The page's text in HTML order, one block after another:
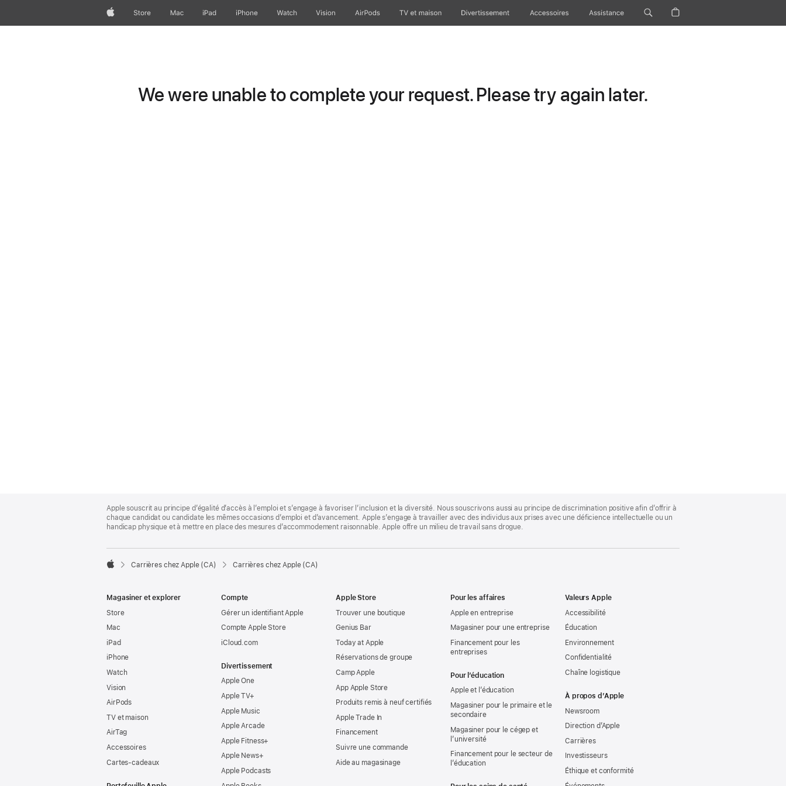
AppleStore Mac iPad iPhone Watch Vision AirPods TV et maison Divertissement Accessoires Assistance
We were unable to complete your request. Please try again later.
Footer
Apple souscrit au principe d’égalité d’accès à l’emploi et s’engage à favoriser l’inclusion et la diversité. Nous souscrivons aussi au principe de discrimination positive afin d’offrir à
chaque candidat ou candidate les mêmes occasions d’emploi et d’avancement. Apple s’engage à travailler avec des individus aux prises avec une déficience intellectuelle ou un
handicap physique et à mettre en place des mesures d’accommodement raisonnable. Apple offre un milieu de travail sans drogue.

Carrières chez Apple (CA) Carrières chez Apple (CA)
Magasiner et explorer
Store
Mac
iPad
iPhone
Watch
Vision
AirPods
TV et maison
AirTag
Accessoires
Cartes-cadeaux
Compte
Gérer un identifiant Apple
Compte Apple Store
iCloud.com
Divertissement
Apple One
Apple TV+
Apple Music
Apple Arcade
Apple Fitness+
Apple News+
Apple Podcasts
Apple Store
Trouver une boutique
Genius Bar
Today at Apple
Réservations de groupe
Camp Apple
App Apple Store
Produits remis à neuf certifiés
Apple Trade In
Financement
Suivre une commande
Aide au magasinage
Pour les affaires
Apple en entreprise
Magasiner pour une entreprise
Financement pour les
entreprises
Pour l’éducation
Apple et l’éducation
Magasiner pour le primaire et le
secondaire
Magasiner pour le cégep et
l’université
Financement pour le secteur de
l’éducation
Valeurs Apple
Accessibilité
Éducation
Environnement
Confidentialité
Chaîne logistique
À propos d’Apple
Newsroom
Direction d’Apple
Carrières
Investisseurs
Éthique et conformité